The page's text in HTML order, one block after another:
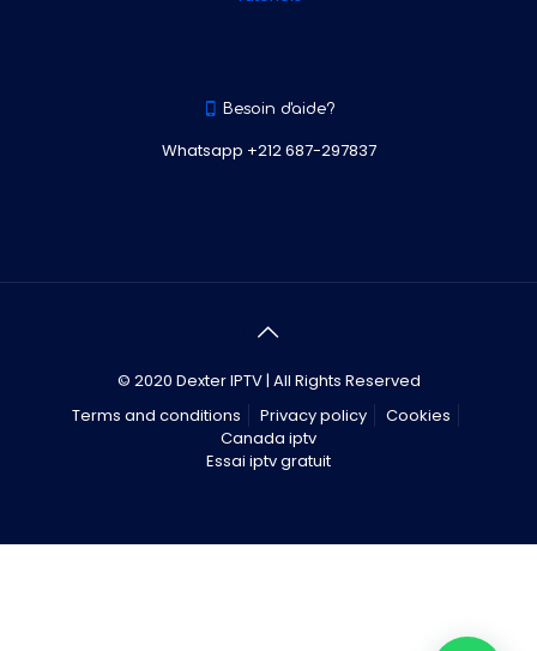
Besoin d'aide?
Whatsapp +212 687-297837
© 2020 Dexter IPTV | All Rights Reserved
Terms and conditions
Privacy policy
Cookies
Canada iptv
Essai iptv gratuit